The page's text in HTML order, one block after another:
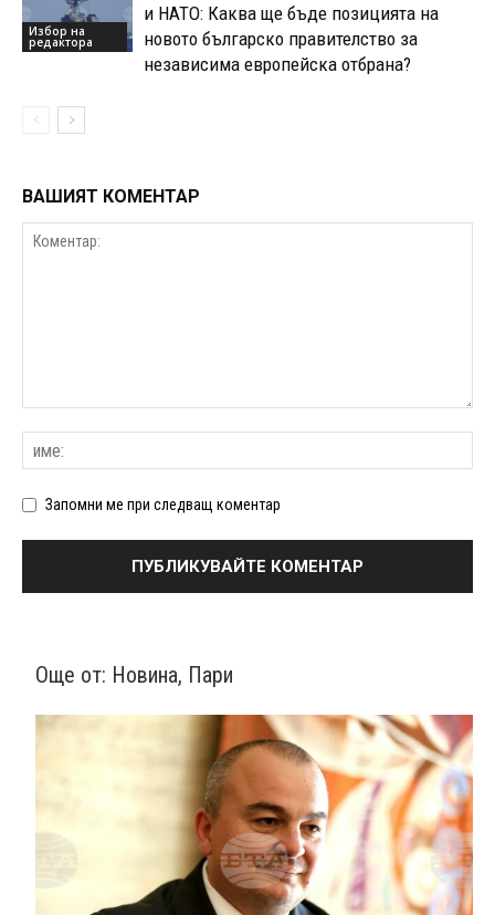
Избор на
редактора
и НАТО: Каква ще бъде позицията на
новото българско правителство за
независима европейска отбрана?
ВАШИЯТ КОМЕНТАР
Запомни ме при следващ коментар
Още от: Новина, Пари